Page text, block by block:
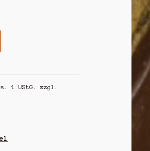
1 UStG.
zzgl.